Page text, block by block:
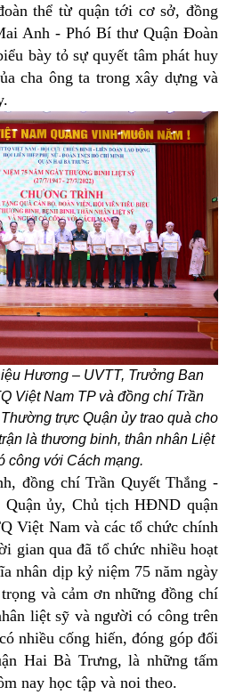
thể từ quận tới cơ sở, đồng
Anh - Phó Bí thư Quận Đoàn
bày tỏ sự quyết tâm phát huy
cha ông ta trong xây dựng và
Hương – UVTT, Trưởng Ban
Việt Nam TP và đồng chí Trần
trực Quận ủy trao quà cho
là thương binh, thân nhân Liệt
công với Cách mạng.
đồng chí Trần Quyết Thắng -
ủy, Chủ tịch HĐND quận
Việt Nam và các tổ chức chính
gian qua đã tổ chức nhiều hoạt
nhân dịp kỷ niệm 75 năm ngày
và cảm ơn những đồng chí
liệt sỹ và người có công trên
nhiều cống hiến, đóng góp đối
Hai Bà Trưng, là những tấm
nay học tập và noi theo.